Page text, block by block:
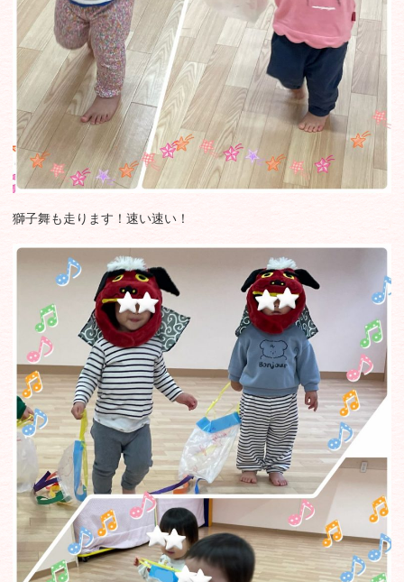
獅子舞も走ります！速い速い！